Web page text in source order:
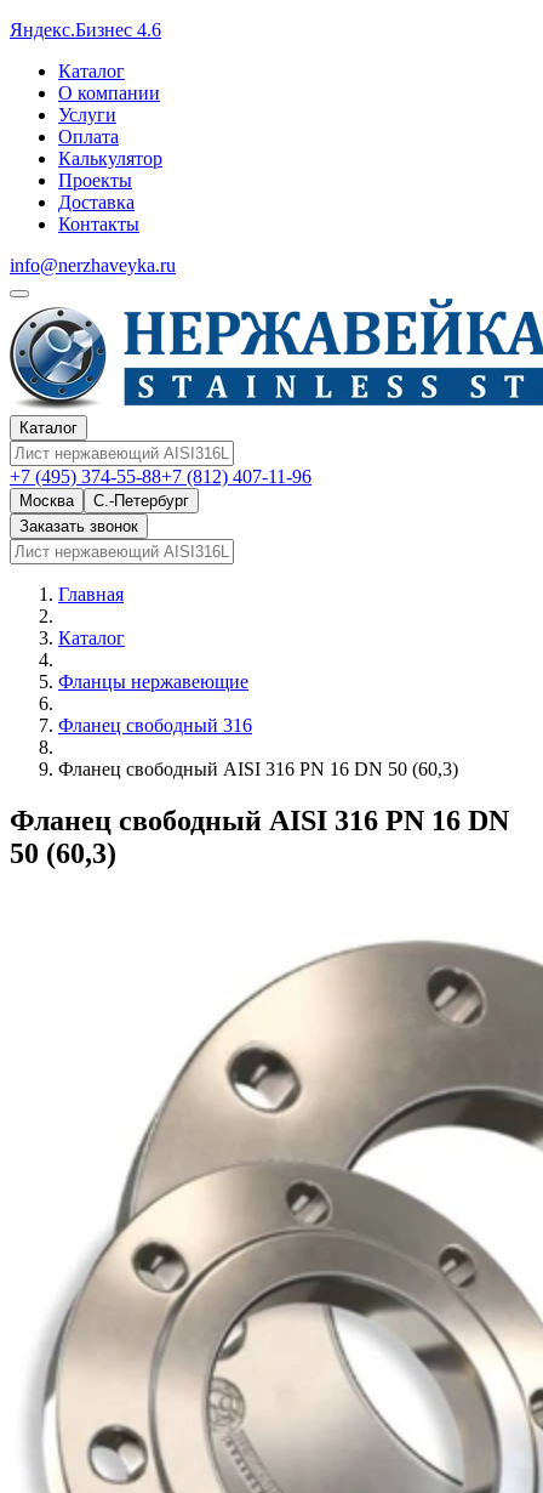
Яндекс.Бизнес 4.6
Каталог
О компании
Услуги
Оплата
Калькулятор
Проекты
Доставка
Контакты
info@nerzhaveyka.ru
Каталог
+7 (495) 374-55-88+7 (812) 407-11-96
Москва
С.-Петербург
Заказать звонок
Главная
Каталог
Фланцы нержавеющие
Фланец свободный 316
Фланец свободный AISI 316 PN 16 DN 50 (60,3)
Фланец свободный AISI 316 PN 16 DN
50 (60,3)